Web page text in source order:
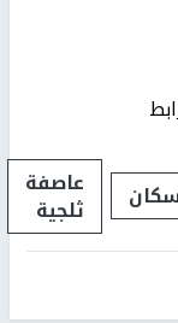
عاصفة
ثلجية